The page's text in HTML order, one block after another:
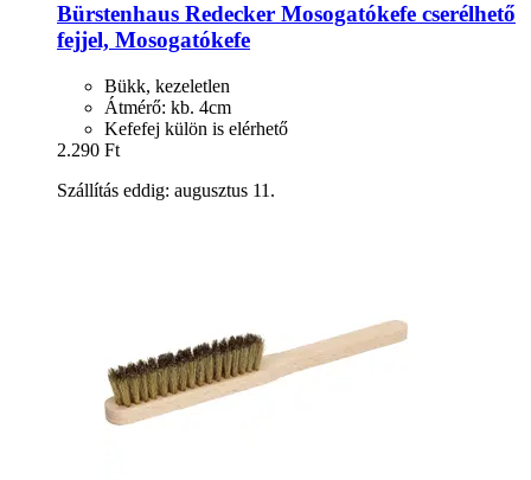
Bürstenhaus Redecker Mosogatókefe cserélhető
fejjel, Mosogatókefe
Bükk, kezeletlen
Átmérő: kb. 4cm
Kefefej külön is elérhető
2.290 Ft
Szállítás eddig: augusztus 11.